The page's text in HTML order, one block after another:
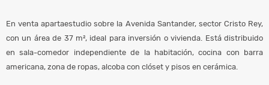
En venta apartaestudio sobre la Avenida Santander, sector Cristo Rey,
con un área de 37 m², ideal para inversión o vivienda. Está distribuido
en sala-comedor independiente de la habitación, cocina con barra
americana, zona de ropas, alcoba con clóset y pisos en cerámica.